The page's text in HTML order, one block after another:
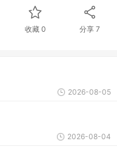
收藏 0 分享7
2026-08-05
2026-08-04